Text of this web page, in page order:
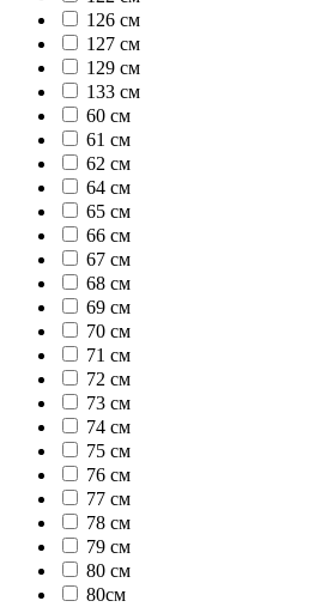
126 см
127 см
129 см
133 см
60 см
61 см
62 см
64 см
65 см
66 см
67 см
68 см
69 см
70 см
71 см
72 см
73 см
74 см
75 см
76 см
77 см
78 см
79 см
80 см
80см